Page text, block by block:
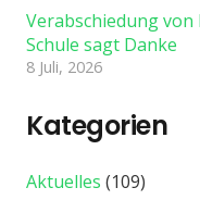
Verabschiedung
Schule sagt Danke
8 Juli, 2026
Kategorien
Aktuelles (109)